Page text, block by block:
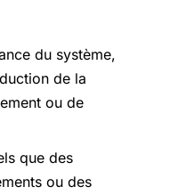
du système,
de la
ou de
que des
ou des